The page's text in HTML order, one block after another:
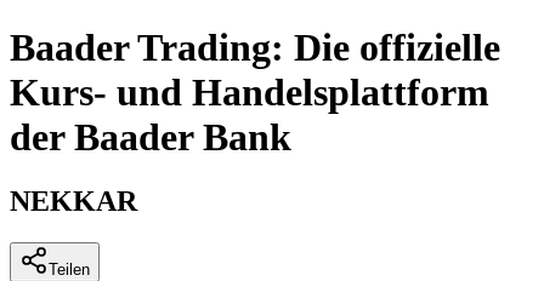
Baader Trading: Die offizielle
Kurs- und Handelsplattform
der Baader Bank
NEKKAR
Teilen